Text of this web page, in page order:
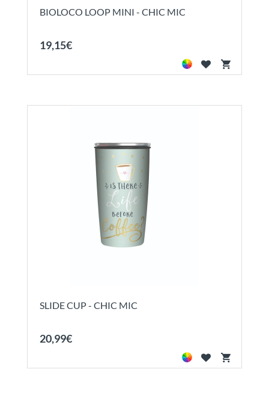
BIOLOCO LOOP MINI - CHIC MIC
19,15€
SLIDE CUP - CHIC MIC
20,99€